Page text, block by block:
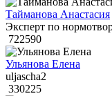
Тайманова Анастасия
Эксперт по
722590
Ульянова Елена
uljascha2
330225